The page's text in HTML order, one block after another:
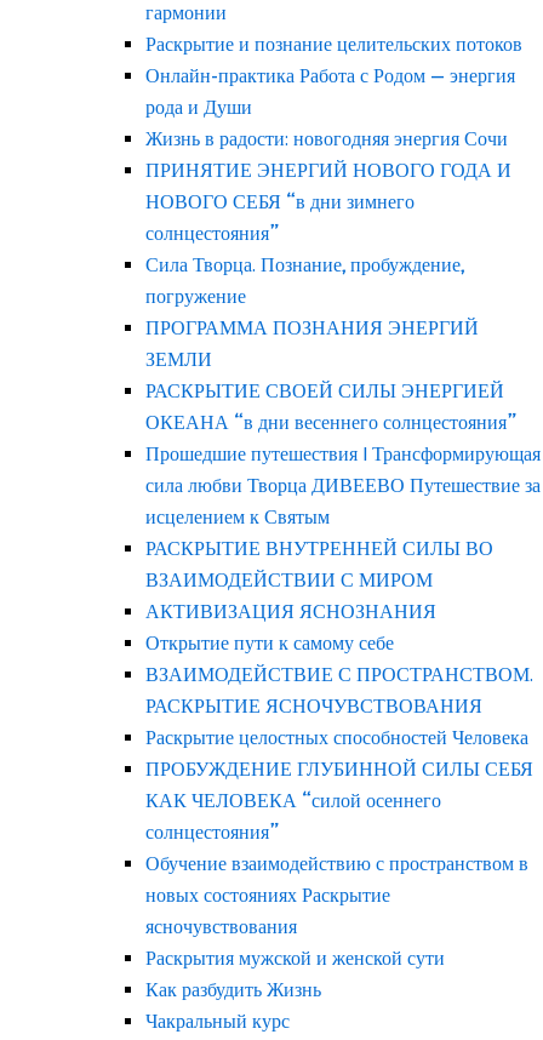
гармонии
Раскрытие и познание целительских потоков
Онлайн-практика Работа с Родом — энергия
рода и Души
Жизнь в радости: новогодняя энергия Сочи
ПРИНЯТИЕ ЭНЕРГИЙ НОВОГО ГОДА И
НОВОГО СЕБЯ “в дни зимнего
солнцестояния”
Сила Творца. Познание, пробуждение,
погружение
ПРОГРАММА ПОЗНАНИЯ ЭНЕРГИЙ
ЗЕМЛИ
РАСКРЫТИЕ СВОЕЙ СИЛЫ ЭНЕРГИЕЙ
ОКЕАНА “в дни весеннего солнцестояния”
Прошедшие путешествия | Трансформирующая
сила любви Творца ДИВЕЕВО Путешествие за
исцелением к Святым
РАСКРЫТИЕ ВНУТРЕННЕЙ СИЛЫ ВО
ВЗАИМОДЕЙСТВИИ С МИРОМ
АКТИВИЗАЦИЯ ЯСНОЗНАНИЯ
Открытие пути к самому себе
ВЗАИМОДЕЙСТВИЕ С ПРОСТРАНСТВОМ.
РАСКРЫТИЕ ЯСНОЧУВСТВОВАНИЯ
Раскрытие целостных способностей Человека
ПРОБУЖДЕНИЕ ГЛУБИННОЙ СИЛЫ СЕБЯ
КАК ЧЕЛОВЕКА “силой осеннего
солнцестояния”
Обучение взаимодействию с пространством в
новых состояниях Раскрытие
ясночувствования
Раскрытия мужской и женской сути
Как разбудить Жизнь
Чакральный курс